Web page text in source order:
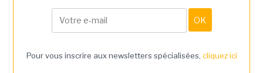
Pour vous inscrire aux newsletters spécialisées, cliquez ici